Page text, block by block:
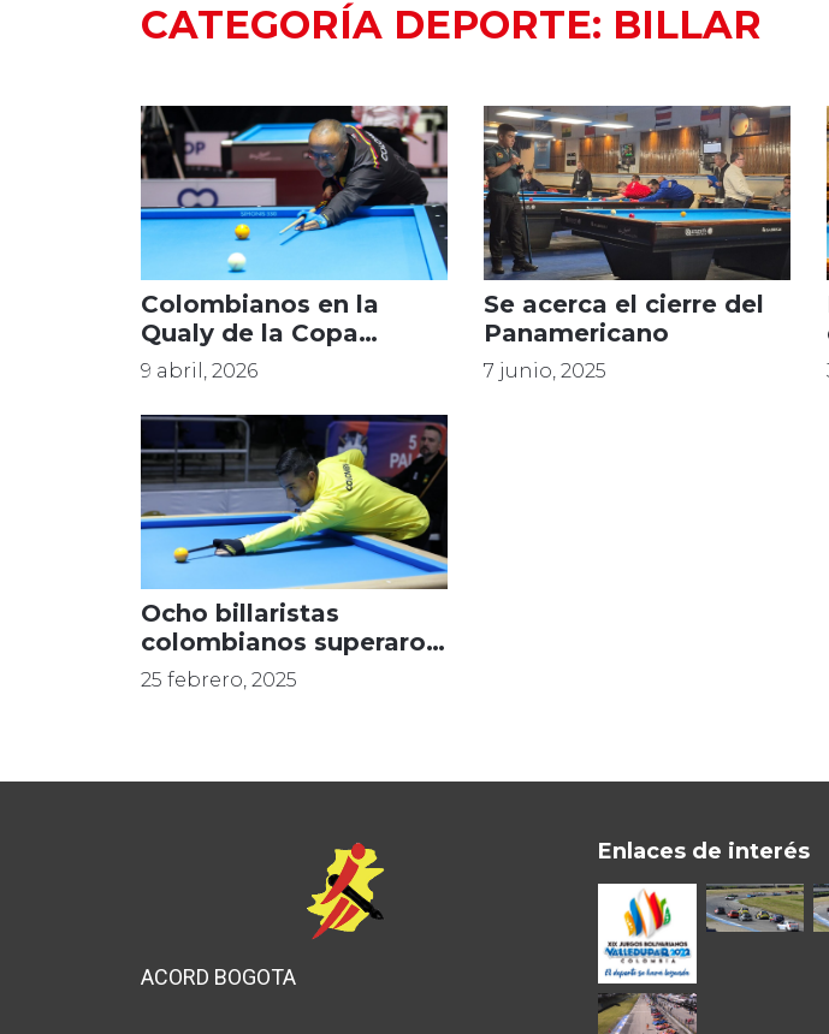
CATEGORÍA DEPORTE: BILLAR
Colombianos en la
Qualy de la Copa
Mundo de Billar
9 abril, 2026
Se acerca el cierre del
Panamericano
7 junio, 2025
Ocho billaristas
colombianos superaron
primera fase
25 febrero, 2025
ACORD BOGOTA
Enlaces de interés